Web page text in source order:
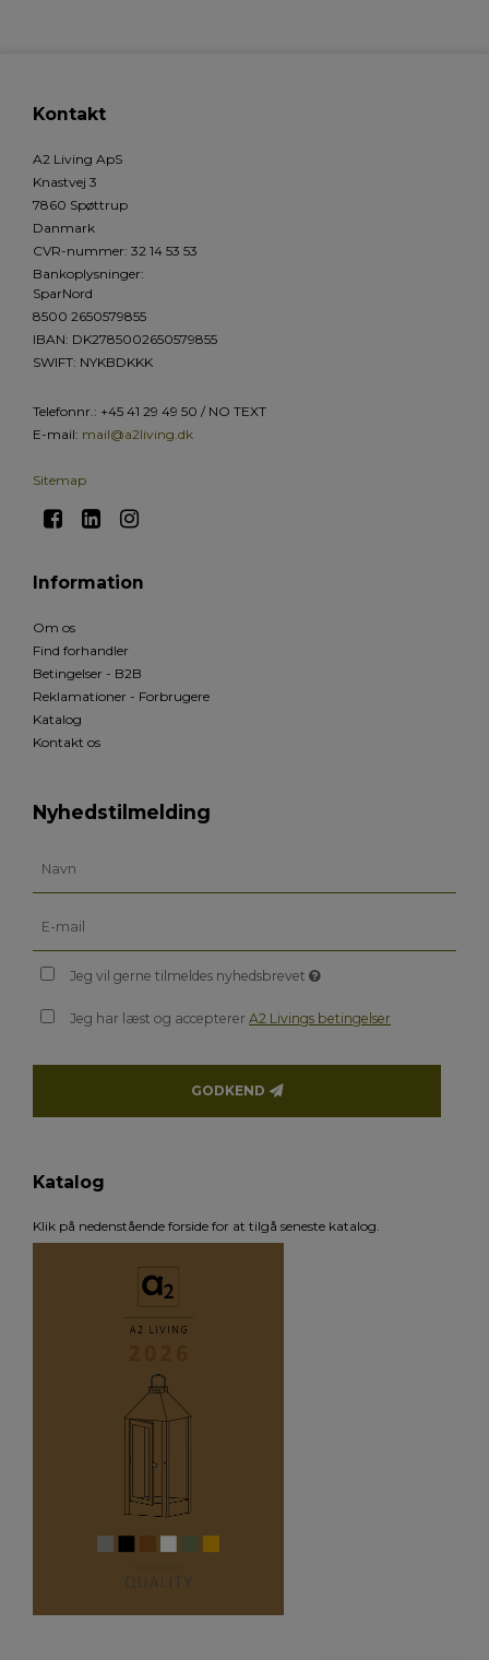
Kontakt
A2 Living ApS
Knastvej 3
7860 Spøttrup
Danmark
CVR-nummer: 32 14 53 53
Bankoplysninger:
SparNord
8500 2650579855
IBAN: DK2785002650579855
SWIFT: NYKBDKKK
Telefonnr.: +45 41 29 49 50 / NO TEXT
E-mail: mail@a2living.dk
Sitemap
Information
Om os
Find forhandler
Betingelser - B2B
Reklamationer - Forbrugere
Katalog
Kontakt os
Nyhedstilmelding
Jeg vil gerne tilmeldes nyhedsbrevet
Jeg har læst og acceptererA2 Livings betingelser
GODKEND
Katalog
Klik på nedenstående forside for at tilgå seneste katalog.